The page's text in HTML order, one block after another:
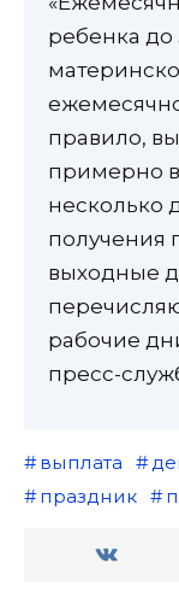
ребенка до
правило,
примерно
несколько
получения
выходные
рабочие
пресс-
выплата
праздник